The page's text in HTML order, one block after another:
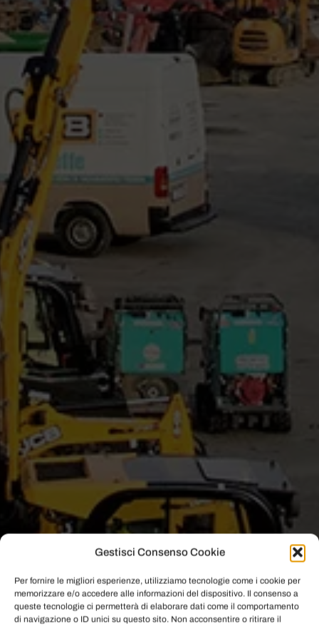
Gestisci Consenso Cookie
Per fornire le migliori esperienze, utilizziamo tecnologie come i cookie per
memorizzare e/o accedere alle informazioni del dispositivo. Il consenso a
queste tecnologie ci permetterà di elaborare dati come il comportamento
di navigazione o ID unici su questo sito. Non acconsentire o ritirare il